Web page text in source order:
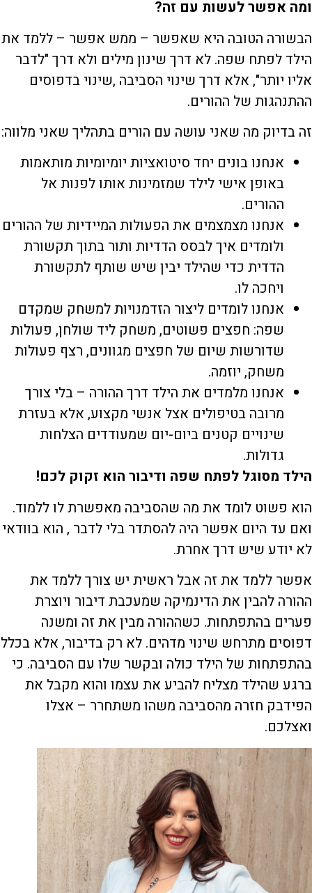
ומה אפשר לעשות עם זה?
הבשורה הטובה היא שאפשר – ממש אפשר – ללמד את
הילד לפתח שפה. לא דרך שינון מילים ולא דרך "לדבר
אליו יותר", אלא דרך שינוי הסביבה ,שינוי בדפוסים
ההתנהגות של ההורים.
זה בדיוק מה שאני עושה עם הורים בתהליך שאני מלווה:
אנחנו בונים יחד סיטואציות יומיומיות מותאמות
באופן אישי לילד שמזמינות אותו לפנות אל
ההורים.
אנחנו מצמצמים את הפעולות המיידיות של ההורים
ולומדים איך לבסס הדדיות ותור בתוך תקשורת
הדדית כדי שהילד יבין שיש שותף לתקשורת
ויחכה לו.
אנחנו לומדים ליצור הזדמנויות למשחק שמקדם
שפה: חפצים פשוטים, משחק ליד שולחן, פעולות
שדורשות שיום של חפצים מגוונים, רצף פעולות
משחק, יוזמה.
אנחנו מלמדים את הילד דרך ההורה – בלי צורך
מרובה בטיפולים אצל אנשי מקצוע, אלא בעזרת
שינויים קטנים ביום-יום שמעודדים הצלחות
גדולות.
הילד מסוגל לפתח שפה ודיבור הוא זקוק לכם!
הוא פשוט לומד את מה שהסביבה מאפשרת לו ללמוד.
ואם עד היום אפשר היה להסתדר בלי לדבר , הוא בוודאי
לא יודע שיש דרך אחרת.
אפשר ללמד את זה אבל ראשית יש צורך ללמד את
ההורה להבין את הדינמיקה שמעכבת דיבור ויוצרת
פערים בהתפתחות. כשההורה מבין את זה ומשנה
דפוסים מתרחש שינוי מדהים. לא רק בדיבור, אלא בכלל
בהתפתחות של הילד כולה ובקשר שלו עם הסביבה. כי
ברגע שהילד מצליח להביע את עצמו והוא מקבל את
הפידבק חזרה מהסביבה משהו משתחרר – אצלו
ואצלכם.